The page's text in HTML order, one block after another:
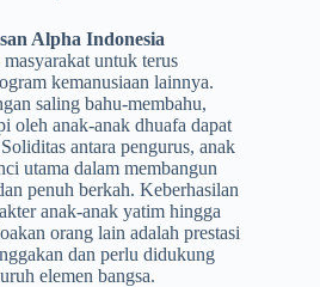
Alpha Indonesia
untuk terus
kemanusiaan lainnya.
saling bahu-membahu,
oleh anak-anak dhuafa dapat
antara pengurus, anak
utama dalam membangun
penuh berkah. Keberhasilan
anak-anak yatim hingga
orang lain adalah prestasi
dan perlu didukung
elemen bangsa.